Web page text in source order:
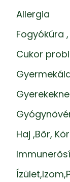
Allergia
Fogyókúra
Cukor
Haj ,Bőr,